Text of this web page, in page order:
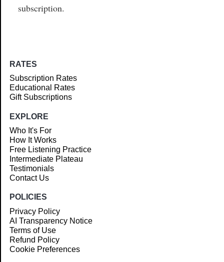
subscription.
RATES
Subscription Rates
Educational Rates
Gift Subscriptions
EXPLORE
Who It's For
How It Works
Free Listening Practice
Intermediate Plateau
Testimonials
Contact Us
POLICIES
Privacy Policy
AI Transparency Notice
Terms of Use
Refund Policy
Cookie Preferences